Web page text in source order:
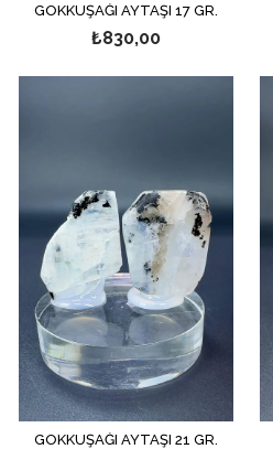
GÖKKUŞAĞI AYTAŞI 17 GR.
₺830,00
GÖKKUŞAĞI AYTAŞI 21 GR.